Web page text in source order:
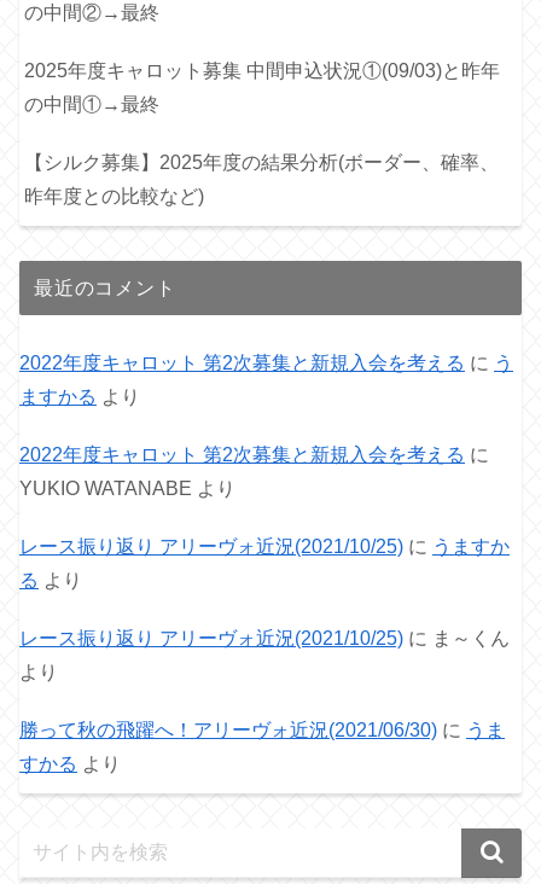
の中間②→最終
2025年度キャロット募集 中間申込状況①(09/03)と昨年
の中間①→最終
【シルク募集】2025年度の結果分析(ボーダー、確率、
昨年度との比較など)
最近のコメント
2022年度キャロット 第2次募集と新規入会を考える に う
ますかる より
2022年度キャロット 第2次募集と新規入会を考える に
YUKIO WATANABE より
レース振り返り アリーヴォ近況(2021/10/25) に うますか
る より
レース振り返り アリーヴォ近況(2021/10/25) に ま～くん
より
勝って秋の飛躍へ！アリーヴォ近況(2021/06/30) に うま
すかる より